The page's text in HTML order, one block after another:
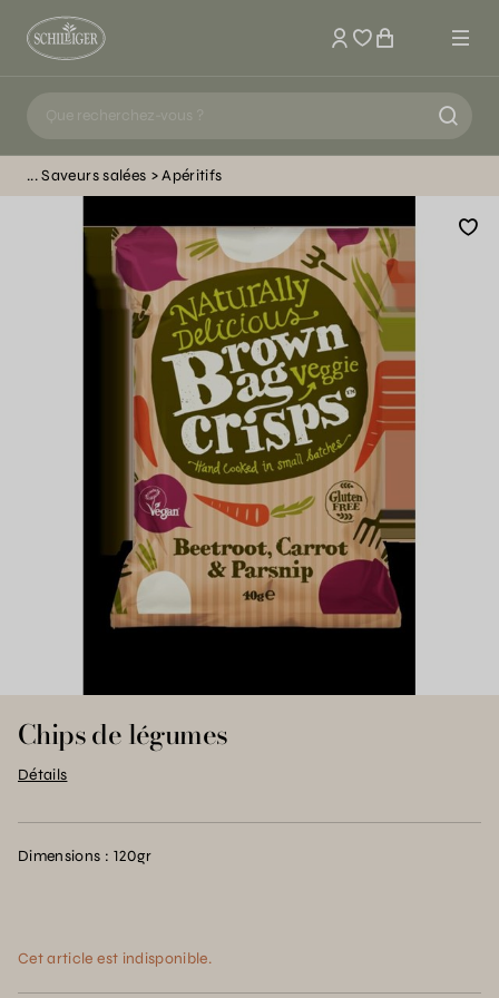
Mon compte
Saveurs salées Apéritifs
Chips de légumes
Détails
Dimensions : 120gr
Cet article est indisponible.